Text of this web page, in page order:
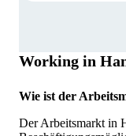
Working in
Wie ist der
Der Arbeitsmarkt in